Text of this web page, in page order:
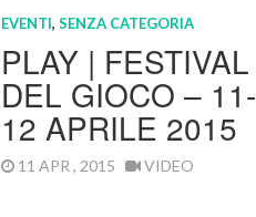
grotta e di trattare tutti gli argomenti
lezioni teoriche si svolgeranno presso
la Sede del Gruppo Speleologico
Ferrarese, in Via Canal […]
Featured
In Evidenza
EVENTI, SENZA CATEGORIA
PLAY | FESTIVAL
DEL GIOCO – 11-
12 APRILE 2015
11 APR , 2015 VIDEO